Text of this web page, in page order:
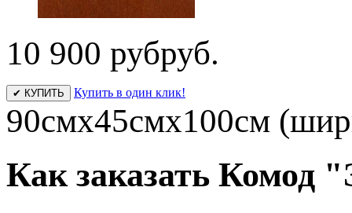
10 900 рубруб.
✔ КУПИТЬ Купить в один клик!
90смх45смх100см
Как заказать Комод